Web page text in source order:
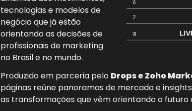
tecnologias e modelos de
negócio que já estão
orientando as decisões de
profissionais de marketing
no Brasil e no mundo.
Produzido em parceria pelo Drops e Zoho
páginas reúne panoramas de mercado e
as transformações que vêm orientando o futuro